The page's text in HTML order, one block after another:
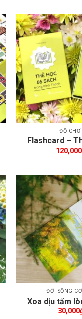
ĐỒ CHƠI
Flashcard –
sách
120,000
ĐỜI SỐNG
Xoa dịu tấm
30,000